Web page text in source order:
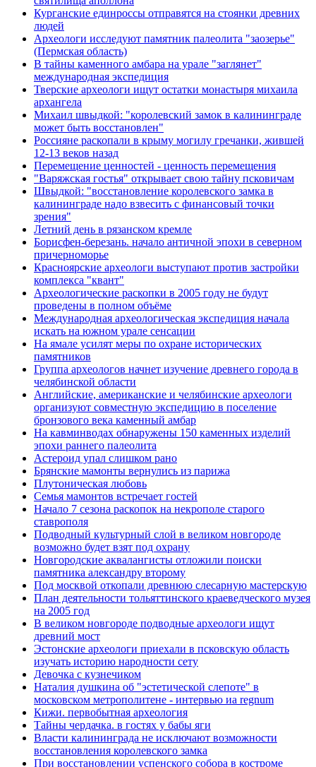
Курганские единроссы отправятся на стоянки древних
людей
Археологи исследуют памятник палеолита "заозерье"
(Пермская область)
В тайны каменного амбара на урале "заглянет"
международная экспедиция
Тверские археологи ищут остатки монастыря михаила
архангела
Михаил швыдкой: "королевский замок в калининграде
может быть восстановлен"
Россияне раскопали в крыму могилу гречанки, жившей
12-13 веков назад
Перемещение ценностей - ценность перемещения
"Варяжская гостья" открывает свою тайну псковичам
Швыдкой: "восстановление королевского замка в
калининграде надо взвесить с финансовый точки
зрения"
Летний день в рязанском кремле
Борисфен-березань. начало античной эпохи в северном
причерноморье
Красноярские археологи выступают против застройки
комплекса "квант"
Археологические раскопки в 2005 году не будут
проведены в полном объёме
Международная археологическая экспедиция начала
искать на южном урале сенсации
На ямале усилят меры по охране исторических
памятников
Группа археологов начнет изучение древнего города в
челябинской области
Английские, американские и челябинские археологи
организуют совместную экспедицию в поселение
бронзового века каменный амбар
На кавминводах обнаружены 150 каменных изделий
эпохи раннего палеолита
Астероид упал слишком рано
Брянские мамонты вернулись из парижа
Плутоническая любовь
Семья мамонтов встречает гостей
Начало 7 сезона раскопок на некрополе старого
ставрополя
Подводный культурный слой в великом новгороде
возможно будет взят под охрану
Новгородские аквалангисты отложили поиски
памятника александру второму
Под москвой откопали древнюю слесарную мастерскую
План деятельности тольяттинского краеведческого музея
на 2005 год
В великом новгороде подводные археологи ищут
древний мост
Эстонские археологи приехали в псковскую область
изучать историю народности сету
Девочка с кузнечиком
Наталия душкина об "эстетической слепоте" в
московском метрополитене - интервью иа regnum
Кижи. первобытная археология
Тайны чердачка. в гостях у бабы яги
Власти калининграда не исключают возможности
восстановления королевского замка
При восстановлении успенского собора в костроме